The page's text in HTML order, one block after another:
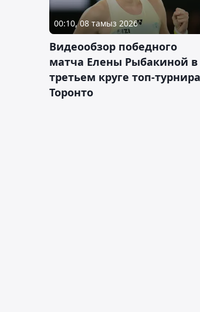
00:10, 08 тамыз 2026
Видеообзор победного
матча Елены Рыбакиной в
третьем круге топ-
Торонто